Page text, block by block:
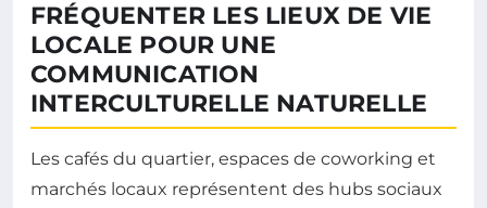
FRÉQUENTER LES LIEUX DE VIE
LOCALE POUR UNE
COMMUNICATION
INTERCULTURELLE NATURELLE
Les cafés du quartier, espaces de coworking et
marchés locaux représentent des hubs sociaux